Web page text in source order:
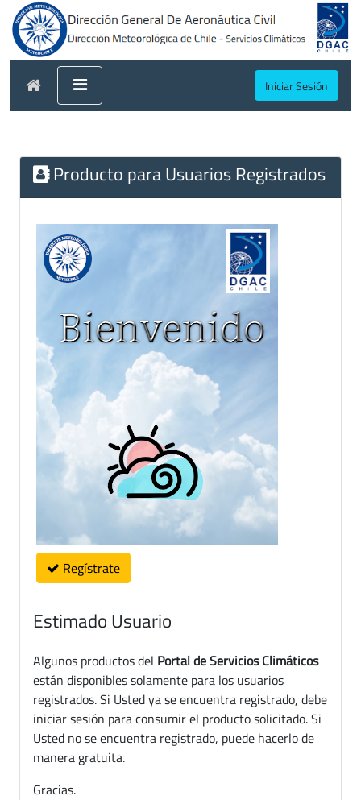
Iniciar Sesión
Producto para Usuarios Registrados
Regístrate
Estimado Usuario
Algunos productos del Portal de Servicios Climáticos
están disponibles solamente para los usuarios
registrados. Si Usted ya se encuentra registrado, debe
iniciar sesión para consumir el producto solicitado. Si
Usted no se encuentra registrado, puede hacerlo de
manera gratuita.
Gracias.